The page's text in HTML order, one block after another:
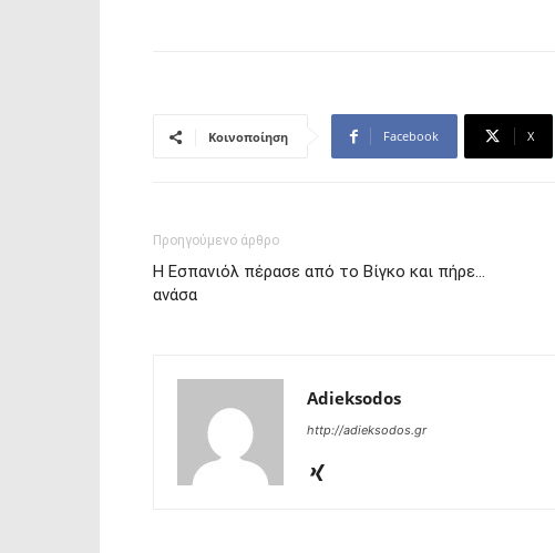
Κοινοποίηση Facebook X
Προηγούμενο άρθρο
Η Εσπανιόλ πέρασε από το Βίγκο και πήρε…
ανάσα
Adieksodos
http://adieksodos.gr